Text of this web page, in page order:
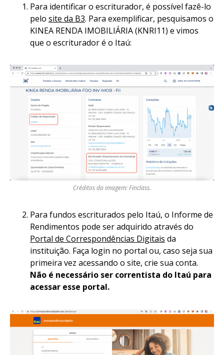
Para identificar o escriturador, é possível fazê-lo
pelo site da B3. Para exemplificar, pesquisamos o
KINEA RENDA IMOBILIÁRIA (KNRI11) e vimos
que o escriturador é o Itaú:
Créditos da imagem: Finclass.
Para fundos escriturados pelo Itaú, o Informe de
Rendimentos pode ser adquirido através do
Portal de Correspondências Digitais da
instituição. Faça login no portal ou, caso seja sua
primeira vez acessando o site, crie sua conta.
Não é necessário ser correntista do Itaú para
acessar esse portal.